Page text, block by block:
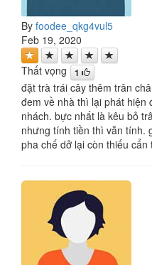
By foodee_qkg4vul5
Feb 19, 2020
Thất vọng 1
đặt trà trái cây thêm trân
đem về nhà thì lại phát hiện
nhách. bực nhất là kêu bỏ
nhưng tính tiền thì vẫn tính.
pha chế dở lại còn thiếu